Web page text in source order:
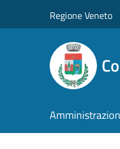
Regione Veneto